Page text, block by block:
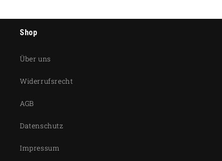
Shop
Über uns
Widerrufsrecht
AGB
Datenschutz
Impressum